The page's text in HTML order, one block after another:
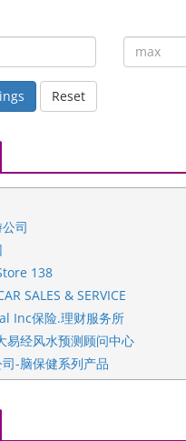
Reset
司
138
SALES & SERVICE
Inc保险.理财服务所
易经风水预测顾问中心
-脑保健系列产品
评估公司
养师公会
万锦分店